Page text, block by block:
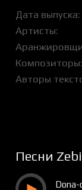
Дата выпуска
Артисты
Композиторы
Авторы
Песни
Dona-